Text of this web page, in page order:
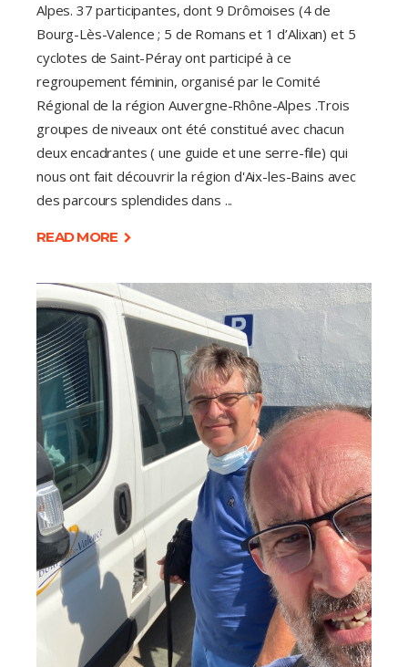
Alpes. 37 participantes, dont 9 Drômoises (4 de
Bourg-Lès-Valence ; 5 de Romans et 1 d’Alixan) et 5
cyclotes de Saint-Péray ont participé à ce
regroupement féminin, organisé par le Comité
Régional de la région Auvergne-Rhône-Alpes .Trois
groupes de niveaux ont été constitué avec chacun
deux encadrantes ( une guide et une serre-file) qui
nous ont fait découvrir la région d'Aix-les-Bains avec
des parcours splendides dans
READ MORE